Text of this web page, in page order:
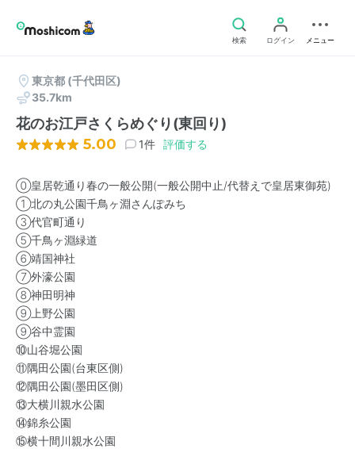
検索 ログイン メニュー
東京都 (千代田区)
35.7km
花のお江戸さくらめぐり(東回り)
5.00 1件 評価する
⓪皇居乾通り春の一般公開(一般公開中止/代替えで皇居東御苑)
①北の丸公園千鳥ヶ淵さんぽみち
③代官町通り
⑤千鳥ヶ淵緑道
⑥靖国神社
⑦外濠公園
⑧神田明神
⑨上野公園
⑨谷中霊園
⑩山谷堀公園
⑪隅田公園(台東区側)
⑫隅田公園(墨田区側)
⑬大横川親水公園
⑭錦糸公園
⑮横十間川親水公園